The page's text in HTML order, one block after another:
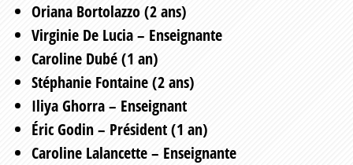
Oriana Bortolazzo (2 ans)
Virginie De Lucia – Enseignante
Caroline Dubé (1 an)
Stéphanie Fontaine (2 ans)
Iliya Ghorra – Enseignant
Éric Godin – Président (1 an)
Caroline Lalancette – Enseignante